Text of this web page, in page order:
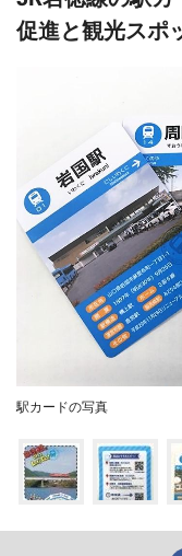
促進と観光スポ
駅カードの写真